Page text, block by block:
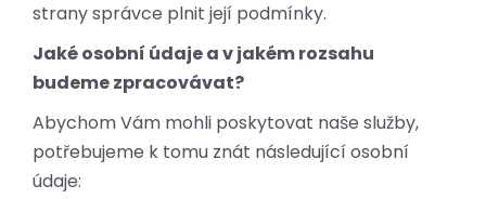
strany správce plnit její podmínky.
Jaké osobní údaje a v jakém rozsahu
budeme zpracovávat?
Abychom Vám mohli poskytovat naše služby,
potřebujeme k tomu znát následující osobní
údaje: